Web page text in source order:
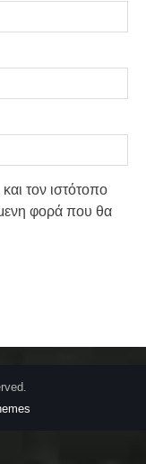
τον ιστότοπο
φορά που θα